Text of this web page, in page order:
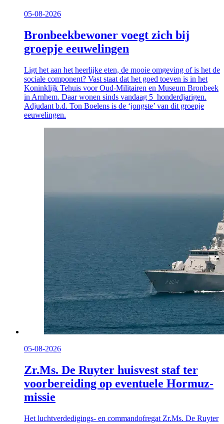
05-08-2026
Bronbeekbewoner voegt zich bij
groepje eeuwelingen
Ligt het aan het heerlijke eten, de mooie omgeving of is het de
sociale component? Vast staat dat het goed toeven is in het
Koninklijk Tehuis voor Oud-Militairen en Museum Bronbeek
in Arnhem. Daar wonen sinds vandaag 5 honderdjarigen.
Adjudant b.d. Ton Boelens is de ‘jongste’ van dit groepje
eeuwelingen.
05-08-2026
Zr.Ms. De Ruyter huisvest staf ter
voorbereiding op eventuele Hormuz-
missie
Het luchtverdedigings- en commandofregat Zr.Ms. De Ruyter